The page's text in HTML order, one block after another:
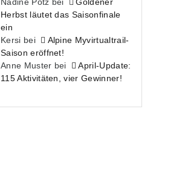
Herbst läutet das Saisonfinale
ein
Kersi bei
Alpine Myvirtualtrail-
Saison eröffnet!
Anne Muster bei
April-Update:
115 Aktivitäten, vier Gewinner!